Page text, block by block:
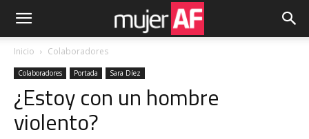
Inicio Colaboradores
Colaboradores Portada Sara Díez
¿Estoy con un hombre
violento?